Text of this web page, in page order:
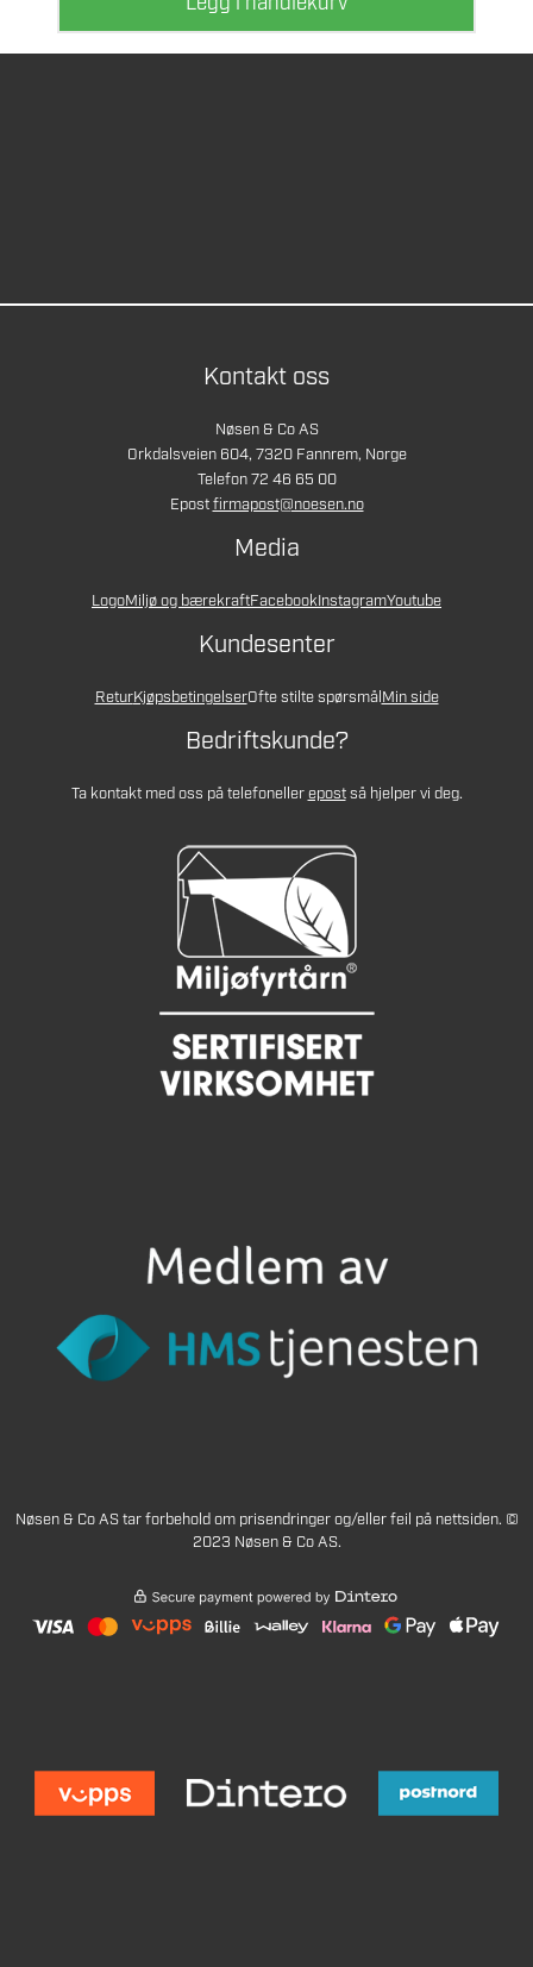
Kontakt oss
Nøsen & Co AS
Orkdalsveien 604, 7320 Fannrem, Norge
Telefon 72 46 65 00
Epostfirmapost@noesen.no
Media
LogoMiljø og bærekraftFacebookInstagramYoutube
Kundesenter
ReturKjøpsbetingelserOfte stilte spørsmålMin side
Bedriftskunde?
Ta kontakt med oss på telefonellerepostså hjelper vi deg.
Nøsen & Co AS tar forbehold om prisendringer og/eller feil på nettsiden. ©
2023 Nøsen & Co AS.